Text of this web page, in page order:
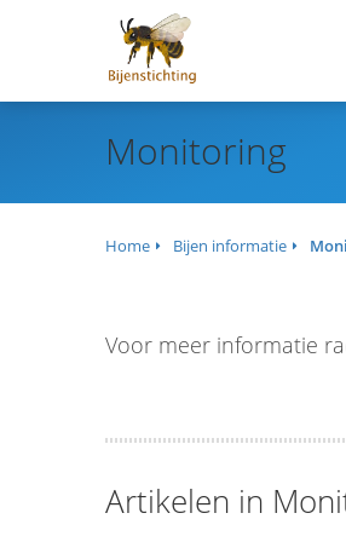
Monitoring
Home Bijen informatie
Voor meer informatie
Artikelen in